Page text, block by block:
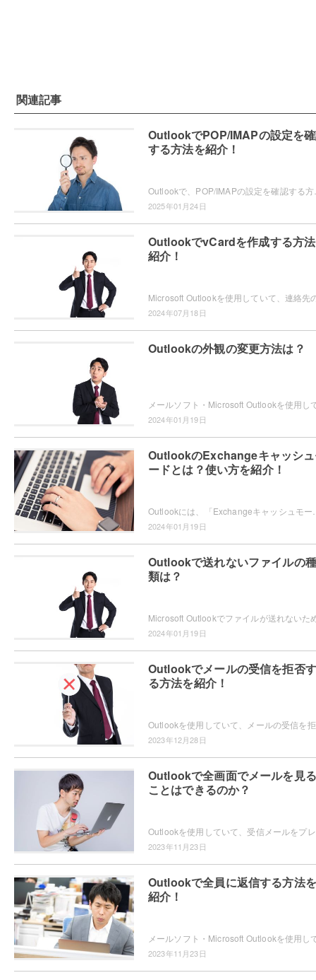
関連記事
OutlookでPOP/IMAPの設定を
する方法を紹介！
2025年01月24日
OutlookでvCardを作成する方
紹介！
2024年07月18日
Outlookの外観の変更方法は？
2024年01月19日
OutlookのExchangeキャッシ
ードとは？使い方を紹介！
2024年01月19日
Outlookで送れないファイルの種
類は？
2024年01月19日
Outlookでメールの受信を拒否す
る方法を紹介！
2023年12月28日
Outlookで全画面でメールを見る
ことはできるのか？
2023年11月23日
Outlookで全員に返信する方法を
紹介！
2023年11月23日